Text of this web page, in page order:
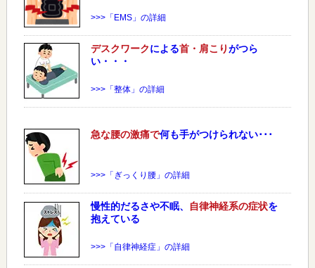
>>>「EMS」の詳細
デスクワークによる首・肩こりがつら
い・・・
>>>「整体」の詳細
急な腰の激痛で何も手がつけられない･･･
>>>「ぎっくり腰」の詳細
慢性的だるさや不眠、 自律神経系の症状を
抱えている
>>>「自律神経症」の詳細